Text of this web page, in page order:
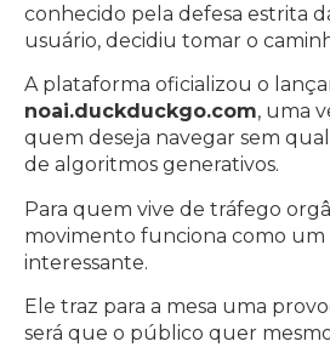
conhecido pela defesa estrita
usuário, decidiu tomar o
A plataforma oficializou o
noai.duckduckgo.com, uma
quem deseja navegar sem
de algoritmos generativos.
Para quem vive de tráfego
movimento funciona como
interessante.
Ele traz para a mesa uma
será que o público quer